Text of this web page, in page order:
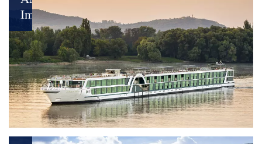
Imperial
Glanzvolle
Reisemomente
genießen